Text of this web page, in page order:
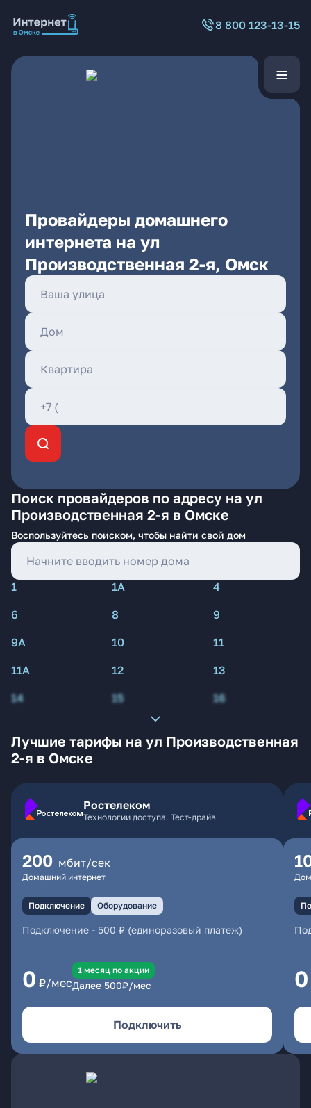
8 800 123-13-15
Провайдеры домашнего
интернета на ул
Производственная 2-я, Омск
Поиск провайдеров по адресу на ул
Производственная 2-я в Омске
Воспользуйтесь поиском, чтобы найти свой дом
1 1А
4
6
8
9
9А
10
11
11А
12
13
14
15 16
Лучшие тарифы на ул Производственная
2-я в Омске
Ростелеком
Технологии доступа. Тест-драйв
200 мбит/сек
Домашний интернет
Подключение Оборудование
Подключение - 500 ₽ (единоразовый платеж)
0 ₽/мес
1 месяц по акции
Далее 500₽/мес
Подключить
0